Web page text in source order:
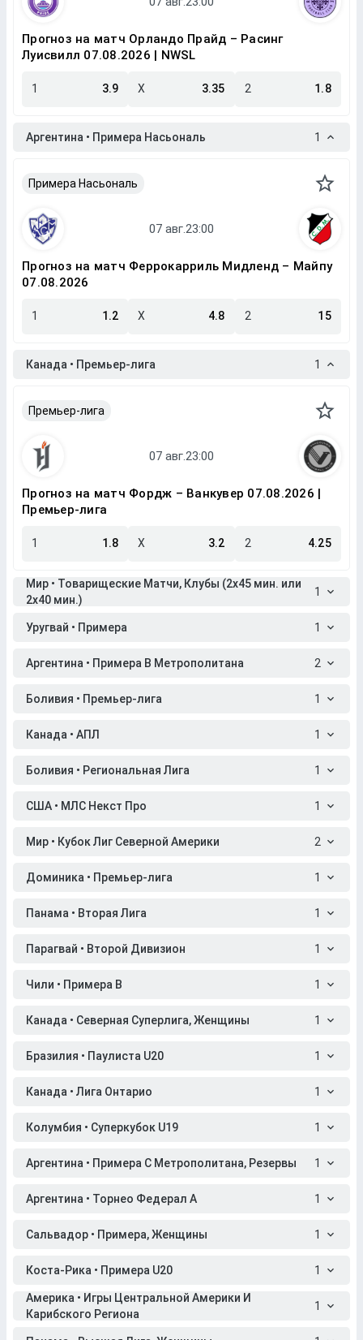
Прогноз на матч Орландо Прайд – Расинг
Луисвилл 07.08.2026 | NWSL
1 3.9 X 3.35 2 1.8
Аргентина • Примера Насьональ 1
Примера Насьональ
Прогноз на матч Феррокарриль Мидленд – Майпу
07.08.2026
1 1.2 X 4.8 2 15
Канада • Премьер-лига 1
Премьер-лига
Прогноз на матч Фордж – Ванкувер 07.08.2026 |
Премьер-лига
1 1.8 X 3.2 2 4.25
Мир • Товарищеские Матчи, Клубы (2x45 мин. или
2x40 мин.)
1
Уругвай • Примера 1
Аргентина • Примера B Метрополитана 2
Боливия • Премьер-лига 1
Канада • АПЛ 1
Боливия • Региональная Лига 1
США • МЛС Некст Про 1
Мир • Кубок Лиг Северной Америки 2
Доминика • Премьер-лига 1
Панама • Вторая Лига 1
Парагвай • Второй Дивизион 1
Чили • Примера B 1
Канада • Северная Суперлига, Женщины 1
Бразилия • Паулиста U20 1
Канада • Лига Онтарио 1
Колумбия • Суперкубок U19 1
Аргентина • Примера C Метрополитана, Резервы 1
Аргентина • Торнео Федерал A 1
Сальвадор • Примера, Женщины 1
Коста-Рика • Примера U20 1
Америка • Игры Центральной Америки И
Карибского Региона
1